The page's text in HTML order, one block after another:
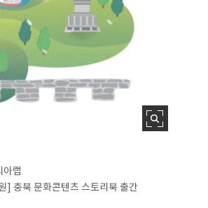
아랩
] 충북 문화콘텐츠 스토리북 출간